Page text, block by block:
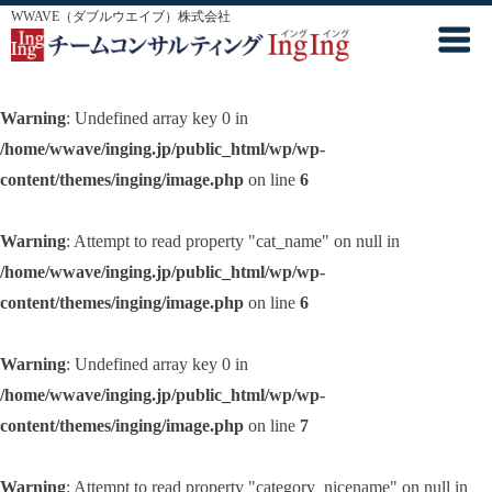
WWAVE（ダブルウエイブ）株式会社
Warning: Undefined array key 0 in
/home/wwave/inging.jp/public_html/wp/wp-
content/themes/inging/image.php on line 6
Warning: Attempt to read property "cat_name" on null in
/home/wwave/inging.jp/public_html/wp/wp-
content/themes/inging/image.php on line 6
Warning: Undefined array key 0 in
/home/wwave/inging.jp/public_html/wp/wp-
content/themes/inging/image.php on line 7
Warning: Attempt to read property "category_nicename" on null in